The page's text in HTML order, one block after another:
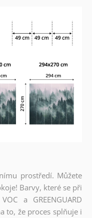
prostředí. Můžete
Barvy, které se při
a GREENGUARD
to, že proces splňuje i